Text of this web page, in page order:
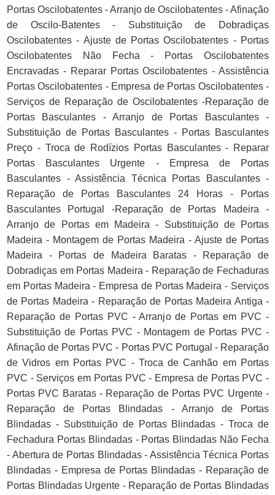
Portas Oscilobatentes - Arranjo de Oscilobatentes - Afinação
de Oscilo-Batentes - Substituição de Dobradiças
Oscilobatentes - Ajuste de Portas Oscilobatentes - Portas
Oscilobatentes Não Fecha - Portas Oscilobatentes
Encravadas - Reparar Portas Oscilobatentes - Assistência
Portas Oscilobatentes - Empresa de Portas Oscilobatentes -
Serviços de Reparação de Oscilobatentes -Reparação de
Portas Basculantes - Arranjo de Portas Basculantes -
Substituição de Portas Basculantes - Portas Basculantes
Preço - Troca de Rodízios Portas Basculantes - Reparar
Portas Basculantes Urgente - Empresa de Portas
Basculantes - Assistência Técnica Portas Basculantes -
Reparação de Portas Basculantes 24 Horas - Portas
Basculantes Portugal -Reparação de Portas Madeira -
Arranjo de Portas em Madeira - Substituição de Portas
Madeira - Montagem de Portas Madeira - Ajuste de Portas
Madeira - Portas de Madeira Baratas - Reparação de
Dobradiças em Portas Madeira - Reparação de Fechaduras
em Portas Madeira - Empresa de Portas Madeira - Serviços
de Portas Madeira - Reparação de Portas Madeira Antiga -
Reparação de Portas PVC - Arranjo de Portas em PVC -
Substituição de Portas PVC - Montagem de Portas PVC -
Afinação de Portas PVC - Portas PVC Portugal - Reparação
de Vidros em Portas PVC - Troca de Canhão em Portas
PVC - Serviços em Portas PVC - Empresa de Portas PVC -
Portas PVC Baratas - Reparação de Portas PVC Urgente -
Reparação de Portas Blindadas - Arranjo de Portas
Blindadas - Substituição de Portas Blindadas - Troca de
Fechadura Portas Blindadas - Portas Blindadas Não Fecha
- Abertura de Portas Blindadas - Assistência Técnica Portas
Blindadas - Empresa de Portas Blindadas - Reparação de
Portas Blindadas Urgente - Reparação de Portas Blindadas